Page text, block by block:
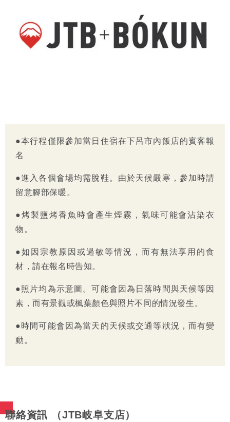
●本行程僅限參加當日住宿在下呂市內飯店的賓客報
名
●進入各個會場均需脫鞋。由於天候嚴寒，參加時請
留意腳部保暖。
●烤製鹽烤香魚時會產生煙霧，氣味可能會沾染衣
物。
●如因宗教原因或過敏等情況，而有無法享用的食
材，請在報名時告知。
●照片均為示意圖。可能會因為日落時間與天候等因
素，而有景觀或楓葉顏色與照片不同的情況發生。
●時間可能會因為當天的天候或交通等狀況，而有變
動。
聯絡資訊 （JTB岐阜支店）